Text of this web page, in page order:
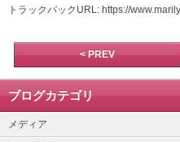
トラックバックURL: https://
< PREV
ブログカテゴリ
メディア